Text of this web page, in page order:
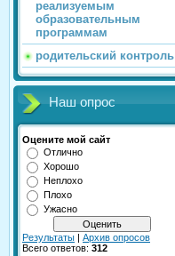
реализуемым
образовательным
программам
родительский контроль
Наш опрос
Оцените мой сайт
Отлично
Хорошо
Неплохо
Плохо
Ужасно
Результаты | Архив опросов
Всего ответов: 312